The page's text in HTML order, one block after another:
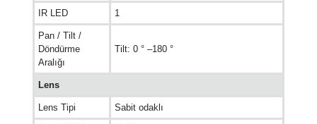
IR LED 1
Pan / Tilt /
Döndürme
Aralığı
Tilt: 0 ° –180 °
Lens
Lens Tipi Sabit odaklı